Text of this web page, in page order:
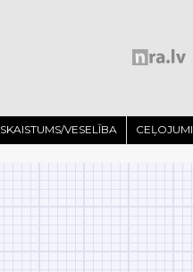
SKAISTUMS/VESELĪBA CEĻOJUMI